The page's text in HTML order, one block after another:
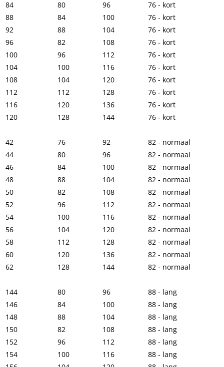
84 80 96
76 - kort
88
84 100
76 - kort
92
88 104
76 - kort
96
82 108
76 - kort
100
96 112
76 - kort
104
100 116
76 - kort
108
104 120
76 - kort
112
112 128
76 - kort
116
120 136
76 - kort
120
128 144 76 - kort
42 76 92
82 - normaal
44
80 96
82 - normaal
46
84 100
82 - normaal
48
88 104
82 - normaal
50
82 108
82 - normaal
52
96 112
82 - normaal
54
100 116
82 - normaal
56
104 120
82 - normaal
58
112 128
82 - normaal
60
120 136
82 - normaal
62
128 144 82 - normaal
144 80 96
88 - lang
146
84 100
88 - lang
148
88 104
88 - lang
150
82 108
88 - lang
152
96 112
88 - lang
154
100 116
88 - lang